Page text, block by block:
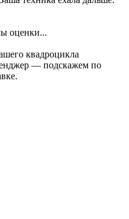
оценки...
квадроцикла
— подскажем по